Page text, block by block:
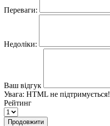
Переваги:
Недоліки:
Ваш відгук
Увага: HTML не підтримується!
Рейтинг
Продовжити